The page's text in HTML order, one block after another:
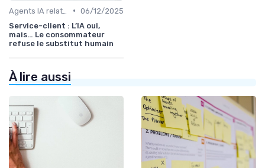
• 06/12/2025
Service-client : L’IA oui,
mais… Le consommateur
refuse le substitut humain
À lire aussi